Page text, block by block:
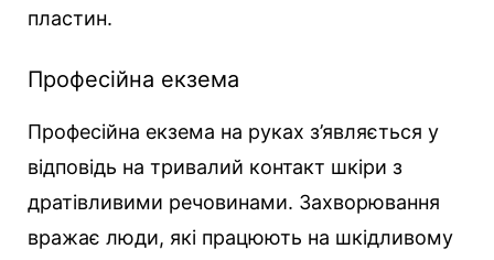
пластин.
Професійна екзема
Професійна екзема на руках з’являється у
відповідь на тривалий контакт шкіри з
дратівливими речовинами. Захворювання
вражає люди, які працюють на шкідливому